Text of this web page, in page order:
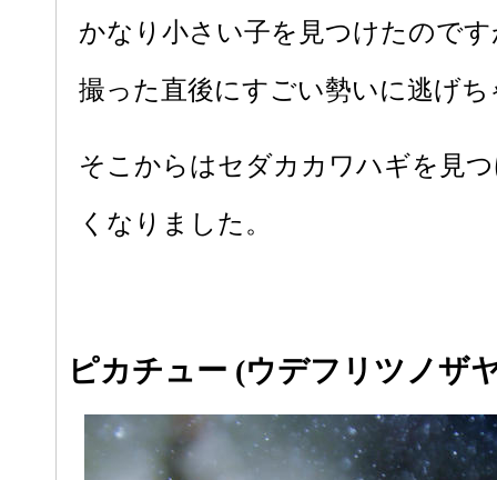
かなり小さい子を見つけたので
撮った直後にすごい勢いに逃げ
そこからはセダカカワハギを見
くなりました。
ピカチュー (ウデフリツノザ